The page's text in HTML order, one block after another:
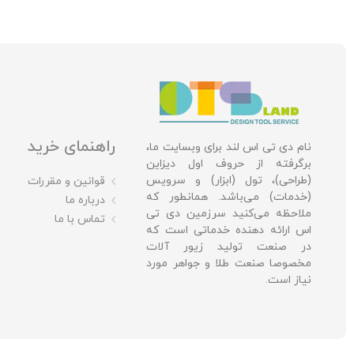
نام دی تی اس لند برای وبسایت ما،
برگرفته از حروف اول دیزاین
(طراحی)، تول (ابزار) و سرویس
(خدمات) می‌باشد. همانطور که
ملاحظه می‌کنید سرزمین دی تی
اس ارائه دهنده خدماتی است که
در صنعت تولید زیور آلات
مخصوصا صنعت طلا و جواهر مورد
نیاز است.
راهنمای خرید
قوانین و مقررات
درباره ما
تماس با ما